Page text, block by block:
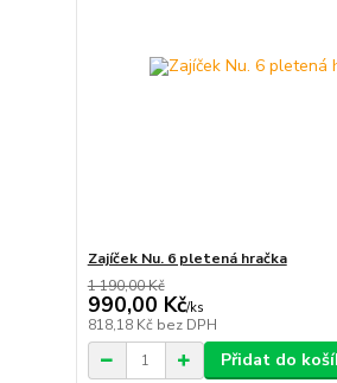
Zajíček Nu. 6 pletená hračka
1 190,00 Kč
990,00 Kč/ks
818,18 Kč bez DPH
Přidat do